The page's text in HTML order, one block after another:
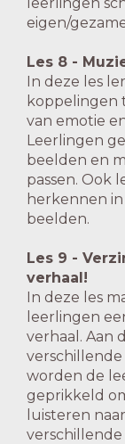
eigen/
Les 8 -
In deze les
koppelingen
van emotie
Leerlingen
beelden en
passen. Ook
herkennen
beelden.
Les 9 -
verhaal!
In deze les
leerlingen
verhaal. Aan
worden de
geprikkeld
luisteren